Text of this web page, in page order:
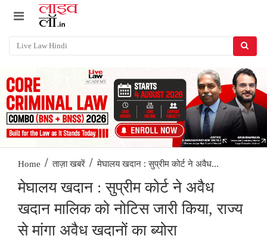
Home / ताज़ा खबरें / मेघालय खदान : सुप्रीम कोर्ट ने अवैध...
मेघालय खदान : सुप्रीम कोर्ट ने अवैध
खदान मालिक को नोटिस जारी किया, राज्य
से मांगा अवैध खदानों का ब्योरा